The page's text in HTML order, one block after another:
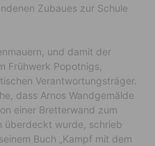
Zubaues zur Schule
und damit der
Frühwerk Popotnigs,
Verantwortungsträger.
dass Arnos Wandgemälde
einer Bretterwand zum
überdeckt wurde, schrieb
Buch „Kampf mit dem